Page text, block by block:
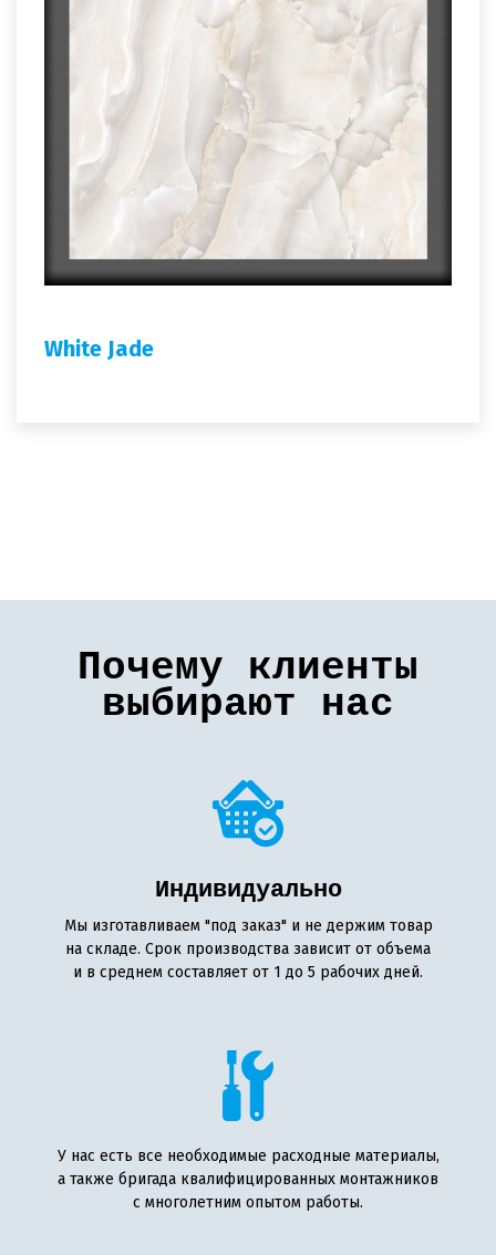
White Jade
Почему клиенты
выбирают нас
Индивидуально
Мы изготавливаем "под заказ" и не держим товар
на складе. Срок производства зависит от объема
и в среднем составляет от 1 до 5 рабочих дней.
У нас есть все необходимые расходные материалы,
а также бригада квалифицированных монтажников
с многолетним опытом работы.